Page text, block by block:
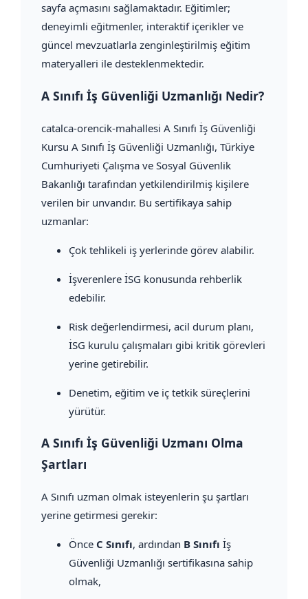
sayfa açmasını sağlamaktadır. Eğitimler;
deneyimli eğitmenler, interaktif içerikler ve
güncel mevzuatlarla zenginleştirilmiş eğitim
materyalleri ile desteklenmektedir.
A Sınıfı İş Güvenliği Uzmanlığı Nedir?
catalca-orencik-mahallesi A Sınıfı İş Güvenliği
Kursu A Sınıfı İş Güvenliği Uzmanlığı, Türkiye
Cumhuriyeti Çalışma ve Sosyal Güvenlik
Bakanlığı tarafından yetkilendirilmiş kişilere
verilen bir unvandır. Bu sertifikaya sahip
uzmanlar:
Çok tehlikeli iş yerlerinde görev alabilir.
İşverenlere İSG konusunda rehberlik
edebilir.
Risk değerlendirmesi, acil durum planı,
İSG kurulu çalışmaları gibi kritik görevleri
yerine getirebilir.
Denetim, eğitim ve iç tetkik süreçlerini
yürütür.
A Sınıfı İş Güvenliği Uzmanı Olma
Şartları
A Sınıfı uzman olmak isteyenlerin şu şartları
yerine getirmesi gerekir:
Önce C Sınıfı, ardından B Sınıfı İş
Güvenliği Uzmanlığı sertifikasına sahip
olmak,